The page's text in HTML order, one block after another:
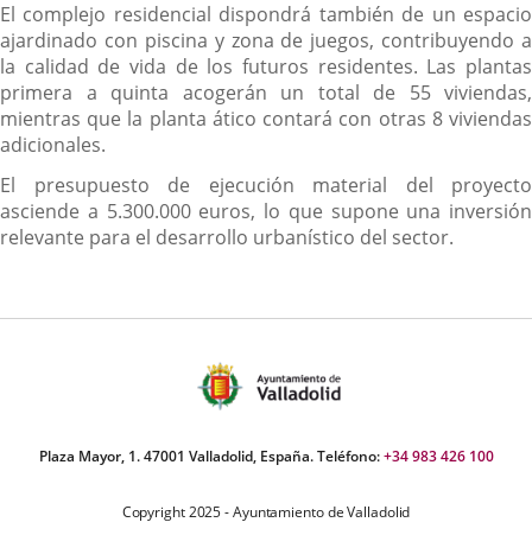
El complejo residencial dispondrá también de un espacio
ajardinado con piscina y zona de juegos, contribuyendo a
la calidad de vida de los futuros residentes. Las plantas
primera a quinta acogerán un total de 55 viviendas,
mientras que la planta ático contará con otras 8 viviendas
adicionales.
El presupuesto de ejecución material del proyecto
asciende a 5.300.000 euros, lo que supone una inversión
relevante para el desarrollo urbanístico del sector.
Plaza Mayor, 1. 47001 Valladolid, España. Teléfono:+34 983 426 100
Copyright 2025 - Ayuntamiento de Valladolid